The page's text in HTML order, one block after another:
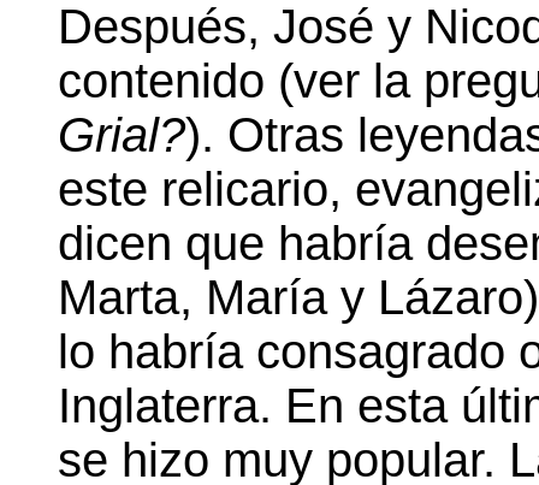
Después, José y
contenido (ver la
Grial?). Otras
este relicario,
dicen que habría
Marta, María y
lo habría consagrado
Inglaterra. En esta
se hizo muy popular.